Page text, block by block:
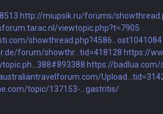
http://miupsik.ru/forums/
viewtopic.php?t=7905
showthread.php?4586...ost1041084
forum/showthr...tid=418128 https://
https://badlua.com/
topic/137153-...gastritis/